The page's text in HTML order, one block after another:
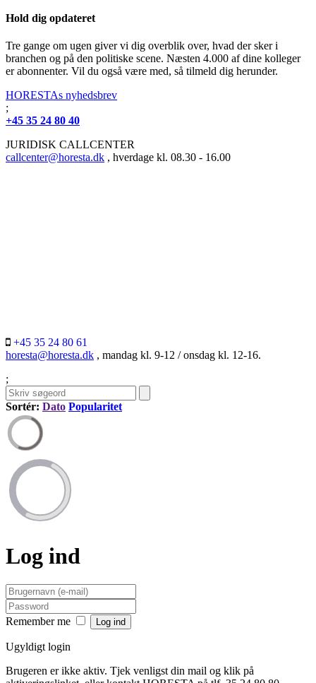
Hold dig opdateret
Tre gange om ugen giver vi dig overblik over, hvad der sker i
branchen og på den politiske scene. Næsten 4.000 af dine kolleger
er abonnenter. Vil du også være med, så tilmeld dig herunder.
HORESTAs nyhedsbrev
;
+45 35 24 80 40
JURIDISK CALLCENTER
callcenter@horesta.dk , hverdage kl. 08.30 - 16.00
+45 35 24 80 61
horesta@horesta.dk , mandag kl. 9-12 / onsdag kl. 12-16.
;
Sortér: Dato Popularitet
Log ind
Remember me
Ugyldigt login
Brugeren er ikke aktiv. Tjek venligst din mail og klik på